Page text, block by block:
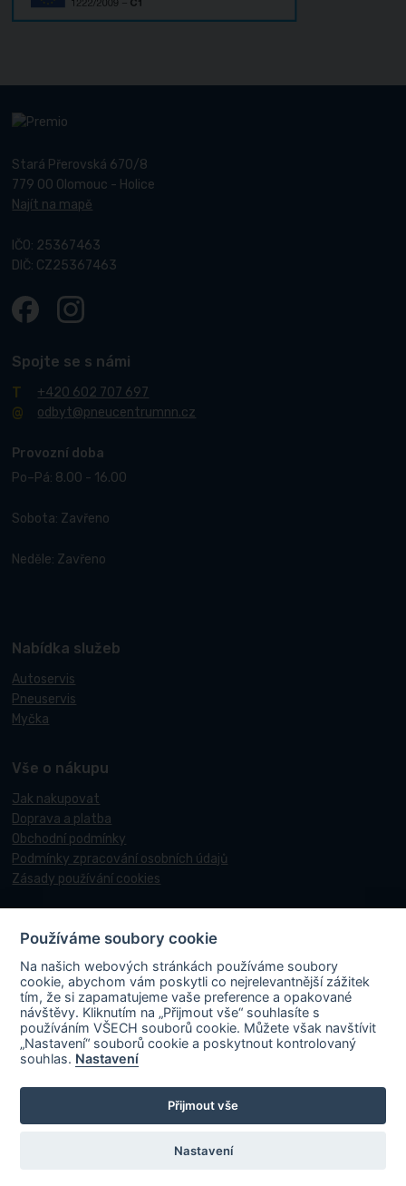
Stará Přerovská 670/8
779 00 Olomouc - Holice
Najít na mapě
IČO: 25367463
DIČ: CZ25367463
Spojte se s námi
+420 602 707 697
odbyt@pneucentrumnn.cz
Provozní doba
Po–Pá: 8.00 - 16.00
Sobota: Zavřeno
Neděle: Zavřeno
Nabídka služeb
Autoservis
Pneuservis
Myčka
Vše o nákupu
Jak nakupovat
Doprava a platba
Obchodní podmínky
Podmínky zpracování osobních údajů
Zásady používání cookies
© 2017-2026 Pneucentrum N&N.
Webové stránky realizovalMatosoft.
PNEUCENTRUM N & N s. r. o.
ve spolupráci s Ministerstvem průmyslu a
„FVE-PNEUCENTRUM NN-OLOMOUC“, rgč.
CZ.31.3.0/0.0/0.0/22_001/0006195. Projekt je spolufinancován
Evropskou unií. V rámci projektu byla na střechu místa podnikání
obnovitelných zdrojů energie a energetickou soběstačnost.
Používáme soubory cookie
Na našich webových stránkách používáme soubory
cookie, abychom vám poskytli co nejrelevantnější zážitek
tím, že si zapamatujeme vaše preference a opakované
návštěvy. Kliknutím na „Přijmout vše“ souhlasíte s
používáním VŠECH souborů cookie. Můžete však navštívit
„Nastavení“ souborů cookie a poskytnout kontrolovaný
souhlas. Nastavení
Přijmout vše
Nastavení